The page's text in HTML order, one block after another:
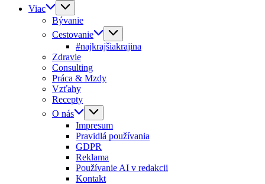
Viac
Bývanie
Cestovanie
#najkrajšiakrajina
Zdravie
Consulting
Práca & Mzdy
Vzťahy
Recepty
O nás
Impresum
Pravidlá používania
GDPR
Reklama
Používanie AI v redakcii
Kontakt